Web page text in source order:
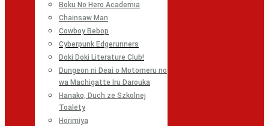
Boku No Hero Academia
Chainsaw Man
Cowboy Bebop
Cyberpunk Edgerunners
Doki Doki Literature Club!
Dungeon ni Deai o Motomeru no
wa Machigatte Iru Darouka
Hanako, Duch ze Szkolnej
Toalety
Horimiya